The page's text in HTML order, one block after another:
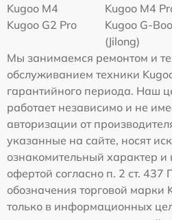
Kugoo M4
Kugoo M4
Kugoo G2 Pro
Kugoo G-
(Jilong)
Мы занимаемся ремонтом и
обслуживанием техники
гарантийного периода. Наш
работает независимо и не
авторизации от
указанные на сайте, носят
ознакомительный характер и
офертой согласно п. 2 ст.
обозначения торговой марки
только в информационных